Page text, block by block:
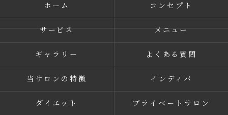
ホーム コンセプト
サービス メニュー
ギャラリー よくある質問
当サロンの特徴 インディバ
ダイエット プライベートサロン